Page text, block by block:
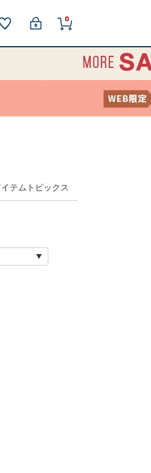
0
イテムトピックス